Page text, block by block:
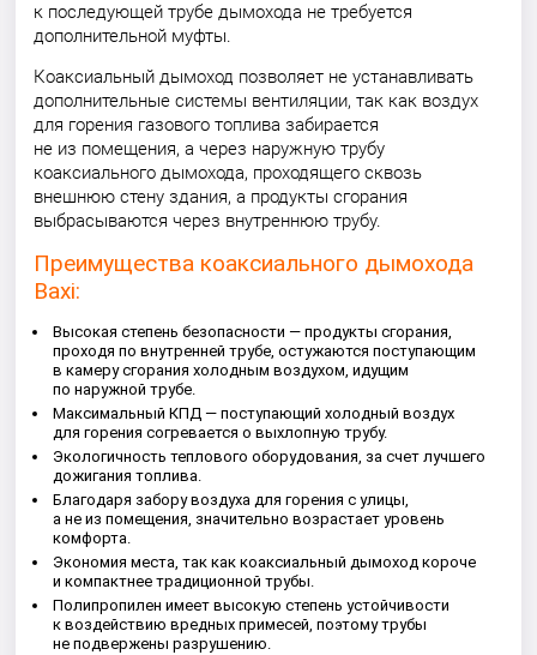
к последующей трубе дымохода не требуется
дополнительной муфты.
Коаксиальный дымоход позволяет не устанавливать
дополнительные системы вентиляции, так как воздух
для горения газового топлива забирается
не из помещения, а через наружную трубу
коаксиального дымохода, проходящего сквозь
внешнюю стену здания, а продукты сгорания
выбрасываются через внутреннюю трубу.
Преимущества коаксиального дымохода
Baxi:
Высокая степень безопасности — продукты сгорания,
проходя по внутренней трубе, остужаются поступающим
в камеру сгорания холодным воздухом, идущим
по наружной трубе.
Максимальный КПД — поступающий холодный воздух
для горения согревается о выхлопную трубу.
Экологичность теплового оборудования, за счет лучшего
дожигания топлива.
Благодаря забору воздуха для горения с улицы,
а не из помещения, значительно возрастает уровень
комфорта.
Экономия места, так как коаксиальный дымоход короче
и компактнее традиционной трубы.
Полипропилен имеет высокую степень устойчивости
к воздействию вредных примесей, поэтому трубы
не подвержены разрушению.